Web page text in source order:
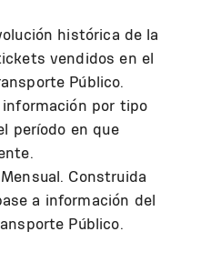
histórica de la
vendidos en el
Público.
por tipo
período en que
Construida
a información del
Público.